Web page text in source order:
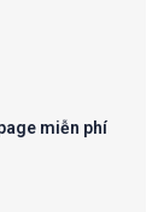
miễn phí